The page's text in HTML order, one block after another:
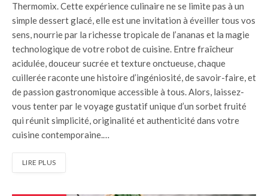
Thermomix. Cette expérience culinaire ne se limite pas à un
simple dessert glacé, elle est une invitation à éveiller tous vos
sens, nourrie par la richesse tropicale de l’ananas et la magie
technologique de votre robot de cuisine. Entre fraîcheur
acidulée, douceur sucrée et texture onctueuse, chaque
cuillerée raconte une histoire d’ingéniosité, de savoir-faire, et
de passion gastronomique accessible à tous. Alors, laissez-
vous tenter par le voyage gustatif unique d’un sorbet fruité
qui réunit simplicité, originalité et authenticité dans votre
cuisine contemporaine.…
LIRE PLUS